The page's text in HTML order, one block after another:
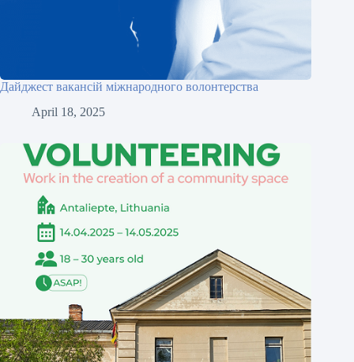
Дайджест вакансій міжнародного волонтерства
April 18, 2025